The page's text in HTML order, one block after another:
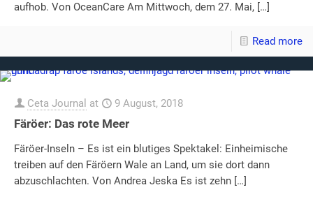
aufhob. Von OceanCare Am Mittwoch, dem 27. Mai, […]
Read more
Ceta Journal at 9 August, 2018
Färöer: Das rote Meer
Färöer-Inseln – Es ist ein blutiges Spektakel: Einheimische
treiben auf den Färöern Wale an Land, um sie dort dann
abzuschlachten. Von Andrea Jeska Es ist zehn […]